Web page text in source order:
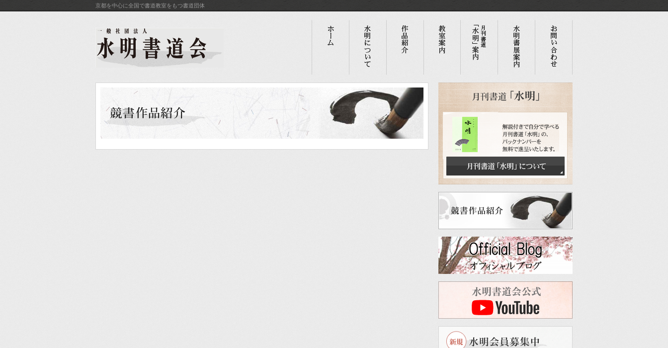
京都を中心に全国で書道教室をもつ書道団体